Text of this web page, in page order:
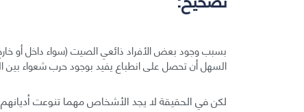
بسبب وجود بعض الأفراد ذائعي الصيت (سواء داخل أو
السهل أن تحصل على انطباع يفيد بوجود حرب شعواء بين
لكن في الحقيقة لا يجد الأشخاص مهما تنوعت